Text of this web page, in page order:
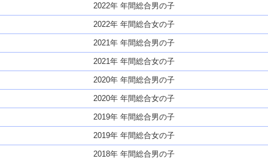
2022年 年間総合男の子
2022年 年間総合女の子
2021年 年間総合男の子
2021年 年間総合女の子
2020年 年間総合男の子
2020年 年間総合女の子
2019年 年間総合男の子
2019年 年間総合女の子
2018年 年間総合男の子